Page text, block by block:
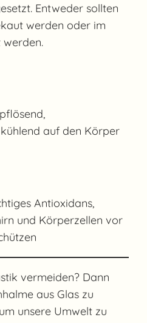
Entweder sollten
werden oder im
werden.
auf den Körper
Antioxidans,
und Körperzellen vor
vermeiden? Dann
aus Glas zu
unsere Umwelt zu